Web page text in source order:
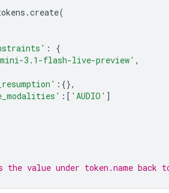
.create(
:
{
3.1-flash-live-preview' ,
:{},
:[ 'AUDIO' ]
the value under token.name